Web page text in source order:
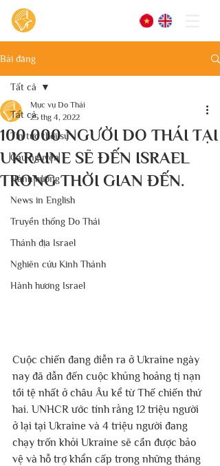
Bài đăng
Tất cả
Tin tức thời sự
Cầu nguyện
Hành hương
News in English
Truyền thống Do Thái
Thánh địa Israel
Nghiên cứu Kinh Thánh
Hành hương Israel
Tất cả
100 000 NGƯỜI DO THÁI TẠI
UKRAINE SẼ ĐẾN ISRAEL
TRONG THỜI GIAN ĐẾN.
Mục vụ Do Thái
25 thg 4, 2022
Cuộc chiến đang diễn ra ở Ukraine ngày
nay đã dẫn đến cuộc khủng hoảng tị nạn
tồi tệ nhất ở châu Âu kể từ Thế chiến thứ
hai. UNHCR ước tính rằng 12 triệu người
ở lại tại Ukraine và 4 triệu người đang
chạy trốn khỏi Ukraine sẽ cần được bảo
vệ và hỗ trợ khẩn cấp trong những tháng